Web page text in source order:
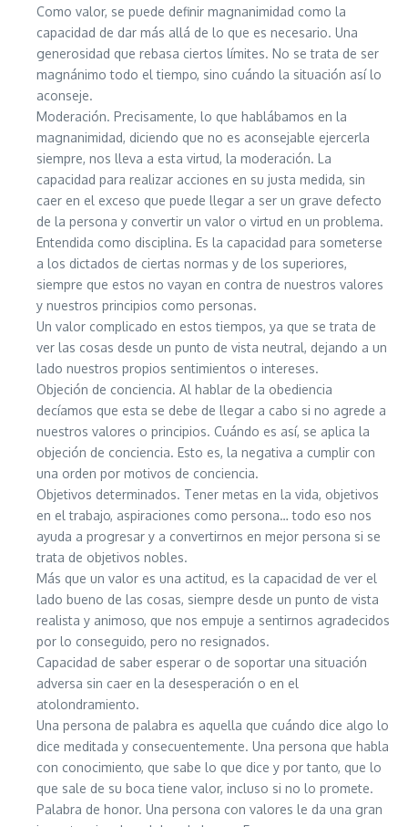
Como valor, se puede definir magnanimidad como la
capacidad de dar más allá de lo que es necesario. Una
generosidad que rebasa ciertos límites. No se trata de ser
magnánimo todo el tiempo, sino cuándo la situación así lo
aconseje.
Moderación. Precisamente, lo que hablábamos en la
magnanimidad, diciendo que no es aconsejable ejercerla
siempre, nos lleva a esta virtud, la moderación. La
capacidad para realizar acciones en su justa medida, sin
caer en el exceso que puede llegar a ser un grave defecto
de la persona y convertir un valor o virtud en un problema.
Entendida como disciplina. Es la capacidad para someterse
a los dictados de ciertas normas y de los superiores,
siempre que estos no vayan en contra de nuestros valores
y nuestros principios como personas.
Un valor complicado en estos tiempos, ya que se trata de
ver las cosas desde un punto de vista neutral, dejando a un
lado nuestros propios sentimientos o intereses.
Objeción de conciencia. Al hablar de la obediencia
decíamos que esta se debe de llegar a cabo si no agrede a
nuestros valores o principios. Cuándo es así, se aplica la
objeción de conciencia. Esto es, la negativa a cumplir con
una orden por motivos de conciencia.
Objetivos determinados. Tener metas en la vida, objetivos
en el trabajo, aspiraciones como persona… todo eso nos
ayuda a progresar y a convertirnos en mejor persona si se
trata de objetivos nobles.
Más que un valor es una actitud, es la capacidad de ver el
lado bueno de las cosas, siempre desde un punto de vista
realista y animoso, que nos empuje a sentirnos agradecidos
por lo conseguido, pero no resignados.
Capacidad de saber esperar o de soportar una situación
adversa sin caer en la desesperación o en el
atolondramiento.
Una persona de palabra es aquella que cuándo dice algo lo
dice meditada y consecuentemente. Una persona que habla
con conocimiento, que sabe lo que dice y por tanto, que lo
que sale de su boca tiene valor, incluso si no lo promete.
Palabra de honor. Una persona con valores le da una gran